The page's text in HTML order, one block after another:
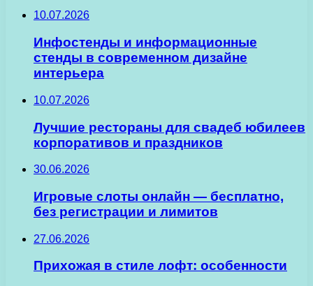
10.07.2026
Инфостенды и информационные
стенды в современном дизайне
интерьера
10.07.2026
Лучшие рестораны для свадеб юбилеев
корпоративов и праздников
30.06.2026
Игровые слоты онлайн — бесплатно,
без регистрации и лимитов
27.06.2026
Прихожая в стиле лофт: особенности